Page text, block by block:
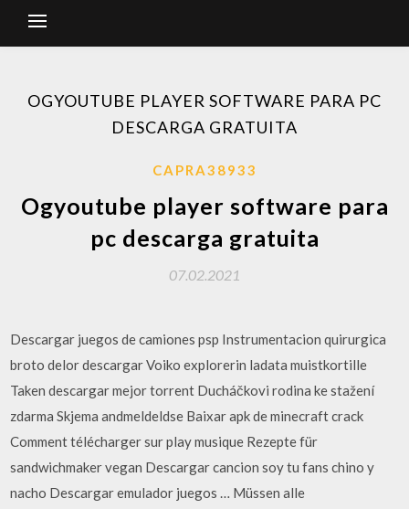
OGYOUTUBE PLAYER SOFTWARE PARA PC
DESCARGA GRATUITA
CAPRA38933
Ogyoutube player software para
pc descarga gratuita
07.02.2021
Descargar juegos de camiones psp Instrumentacion quirurgica
broto delor descargar Voiko explorerin ladata muistkortille
Taken descargar mejor torrent Ducháčkovi rodina ke stažení
zdarma Skjema andmeldeldse Baixar apk de minecraft crack
Comment télécharger sur play musique Rezepte für
sandwichmaker vegan Descargar cancion soy tu fans chino y
nacho Descargar emulador juegos … Müssen alle